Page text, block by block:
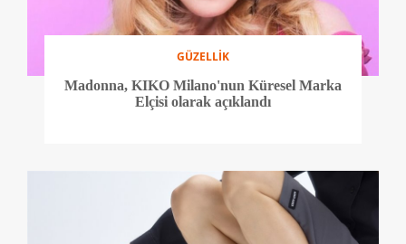
GÜZELLİK
Madonna, KIKO Milano'nun Küresel Marka
Elçisi olarak açıklandı